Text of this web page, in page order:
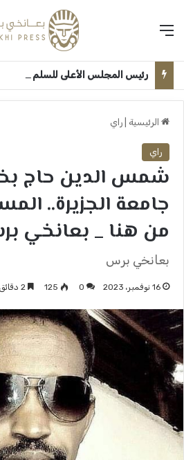
الرئيسية راي
راي
شمس الدين حاج
جامعة الجزيرة..
من هنا _ بعانخي
بعانخي برس
16 نوفمبر، 2023 0
125